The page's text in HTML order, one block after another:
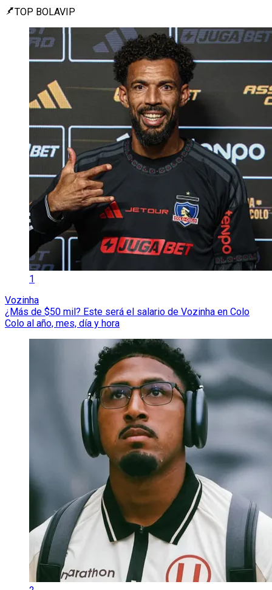
TOP BOLAVIP
1
Vozinha
¿Más de $50 mil? Este será el salario de Vozinha en Colo
Colo al año, mes, día y hora